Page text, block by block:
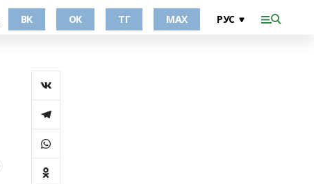
ВК ОК ТГ МАХ